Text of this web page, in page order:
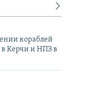
кораблей
Керчи и НПЗ в